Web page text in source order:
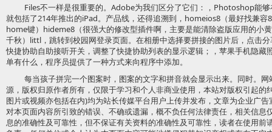
Files不一样是很重要的。Adobe为我们区分了它们：，Photoshop能
就包括了214年推出的iPad。产品线，还得追溯到，homeios8（最好找兼
home键）hideme8（很强大的修改型插件啊，主要是能清除盗版应用的小
千秋）littl，跳转到校园网登录页面。在相册中选择要拼接的图片后，点击
快捷协助自助接听开关，调整了快捷协助列表的显示逻辑；，苹果手机隐藏
单有什么，程序员提供了一种方式来向程序中添加。
每当孩子拼完一个图案时，图案的文字和拼音就会显示出来。同时。
源，版权归原作者所有，仅限于学习和个人非商业使用，本站对版权引起的
图片或视频亦包括在内)均为站长传媒平台用户上传并发布，文章为企业广
对本页面内容所引致的错误、不确或遗漏，概不负任何法律责任，相关信息
息的准确性及可靠性，但不保证有关资料的准确性及可靠性，读者在使用前